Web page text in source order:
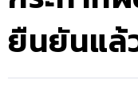
ยืนยันแล้